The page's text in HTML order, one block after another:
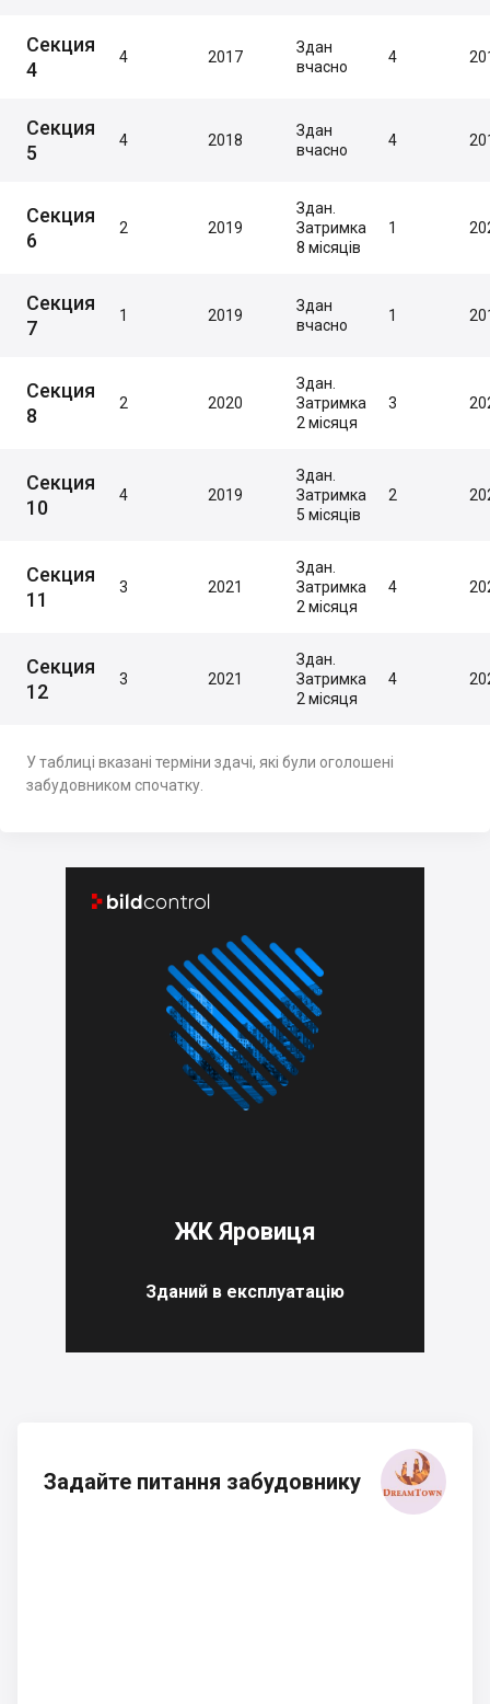
Секция
4
4 2017
Здан
вчасно
4
Секция
5
4 2018
Здан
вчасно
4
Секция
6
2 2019
Здан.
Затримка
8 місяців
1
Секция
7
1 2019
Здан
вчасно
1
Секция
8
2 2020
Здан.
Затримка
2 місяця
3
Секция
10
4 2019
Здан.
Затримка
5 місяців
2
Секция
11
3 2021
Здан.
Затримка
2 місяця
4
Секция
12
3 2021
Здан.
Затримка
2 місяця
4
У таблиці вказані терміни здачі, які були оголошені
забудовником спочатку.
 
ЖК Яровиця
Зданий в експлуатацію
Задайте питання забудовнику